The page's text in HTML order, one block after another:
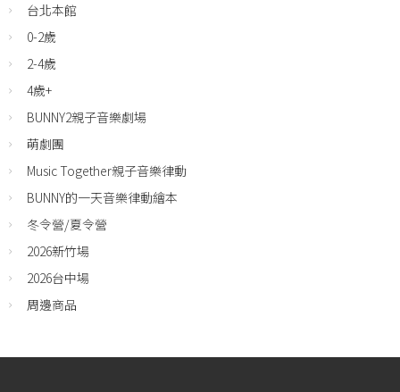
台北本館
0-2歲
2-4歲
4歲+
BUNNY2親子音樂劇場
萌劇團
Music Together親子音樂律動
BUNNY的一天音樂律動繪本
冬令營/夏令營
2026新竹場
2026台中場
周邊商品